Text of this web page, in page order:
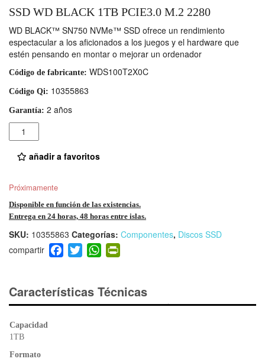
SSD WD BLACK 1TB PCIE3.0 M.2 2280
WD BLACK™ SN750 NVMe™ SSD ofrece un rendimiento
espectacular a los aficionados a los juegos y el hardware que
estén pensando en montar o mejorar un ordenador
Código de fabricante: WDS100T2X0C
Código Qi: 10355863
Garantía: 2 años
Cantidad
añadir a favoritos
Próximamente
Disponible en función de las existencias.
Entrega en 24 horas, 48 horas entre islas.
SKU: 10355863 Categorías: Componentes, Discos SSD
F
a
e
b
T
wi
er
W
h
s
A
ri
e
Características Técnicas
Capacidad
1TB
Formato